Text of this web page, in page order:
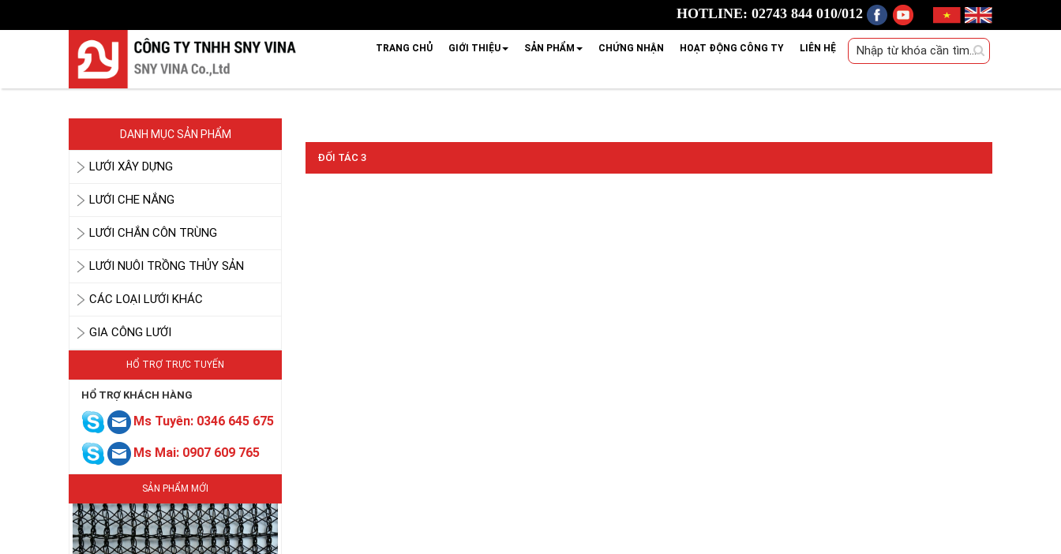
HOTLINE: 02743 844 010/012
TRANG CHỦ GIỚI THIỆU SẢN PHẨM CHỨNG NHẬN HOẠT ĐỘNG CÔNG TY LIÊN HỆ
DANH MỤC SẢN PHẨM
LƯỚI XÂY DỰNG
LƯỚI CHE NẮNG
LƯỚI CHẮN CÔN TRÙNG
LƯỚI NUÔI TRỒNG THỦY SẢN
CÁC LOẠI LƯỚI KHÁC
GIA CÔNG LƯỚI
HỔ TRỢ TRỰC TUYẾN
HỔ TRỢ KHÁCH HÀNG
Ms Tuyên: 0346 645 675
Ms Mai: 0907 609 765
SẢN PHẨM MỚI
LƯỚI CHE NẮNG
ĐỐI TÁC 3